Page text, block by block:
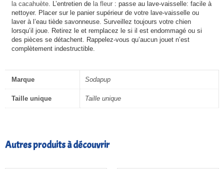
la cacahuète. L’entretien de la fleur : passe au lave-vaisselle: facile à
nettoyer. Placer sur le panier supérieur de votre lave-vaisselle ou
laver à l’eau tiède savonneuse. Surveillez toujours votre chien
lorsqu’il joue. Retirez le et remplacez le si il est endommagé ou si
des pièces se détachent. Rappelez-vous qu’aucun jouet n’est
complètement indestructible.
Marque Sodapup
Taille unique Taille unique
Autres produits à découvrir